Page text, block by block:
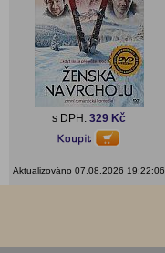
s DPH: 329 Kč
Aktualizováno 07.08.2026 19:22:06